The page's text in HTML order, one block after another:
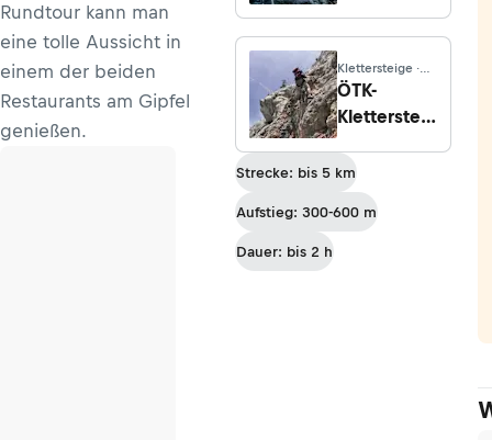
Rundtour kann man
eine tolle Aussicht in
einem der beiden
Restaurants am Gipfel
genießen.
(D),
Burgsteiner
Wand
Klettersteige ·
Niederösterreich
ÖTK-
Klettersteig
Strecke: bis 5 km
Aufstieg: 300-600 m
Dauer: bis 2 h